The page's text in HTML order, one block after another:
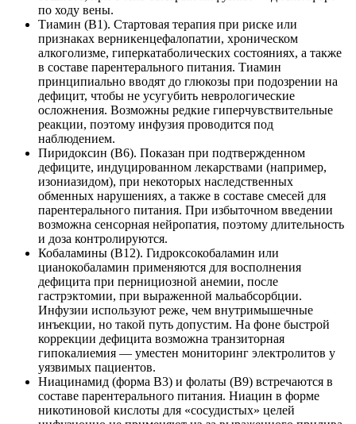
по ходу вены.
Тиамин (B1). Стартовая терапия при риске или
признаках верникенцефалопатии, хроническом
алкоголизме, гиперкатаболических состояниях, а также
в составе парентерального питания. Тиамин
принципиально вводят до глюкозы при подозрении на
дефицит, чтобы не усугубить неврологические
осложнения. Возможны редкие гиперчувствительные
реакции, поэтому инфузия проводится под
наблюдением.
Пиридоксин (B6). Показан при подтвержденном
дефиците, индуцированном лекарствами (например,
изониазидом), при некоторых наследственных
обменных нарушениях, а также в составе смесей для
парентерального питания. При избыточном введении
возможна сенсорная нейропатия, поэтому длительность
и доза контролируются.
Кобаламины (B12). Гидроксокобаламин или
цианокобаламин применяются для восполнения
дефицита при пернициозной анемии, после
гастрэктомии, при выраженной мальабсорбции.
Инфузии используют реже, чем внутримышечные
инъекции, но такой путь допустим. На фоне быстрой
коррекции дефицита возможна транзиторная
гипокалиемия — уместен мониторинг электролитов у
уязвимых пациентов.
Ниацинамид (форма B3) и фолаты (B9) встречаются в
составе парентерального питания. Ниацин в форме
никотиновой кислоты для «сосудистых» целей